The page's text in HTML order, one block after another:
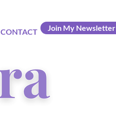
CONTACT Join My Newsletter